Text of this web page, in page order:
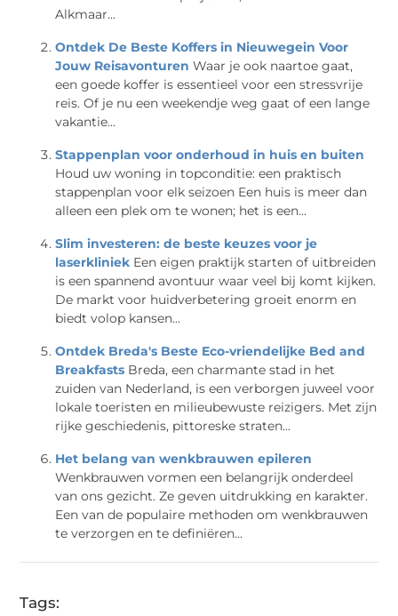
Alkmaar...
Ontdek De Beste Koffers in Nieuwegein Voor
Jouw Reisavonturen Waar je ook naartoe gaat,
een goede koffer is essentieel voor een stressvrije
reis. Of je nu een weekendje weg gaat of een lange
vakantie...
Stappenplan voor onderhoud in huis en buiten
Houd uw woning in topconditie: een praktisch
stappenplan voor elk seizoen Een huis is meer dan
alleen een plek om te wonen; het is een...
Slim investeren: de beste keuzes voor je
laserkliniek Een eigen praktijk starten of uitbreiden
is een spannend avontuur waar veel bij komt kijken.
De markt voor huidverbetering groeit enorm en
biedt volop kansen...
Ontdek Breda's Beste Eco-vriendelijke Bed and
Breakfasts Breda, een charmante stad in het
zuiden van Nederland, is een verborgen juweel voor
lokale toeristen en milieubewuste reizigers. Met zijn
rijke geschiedenis, pittoreske straten...
Het belang van wenkbrauwen epileren
Wenkbrauwen vormen een belangrijk onderdeel
van ons gezicht. Ze geven uitdrukking en karakter.
Een van de populaire methoden om wenkbrauwen
te verzorgen en te definiëren...
Tags: